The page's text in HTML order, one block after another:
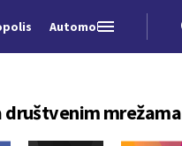
Automobili
društvenim mrežama